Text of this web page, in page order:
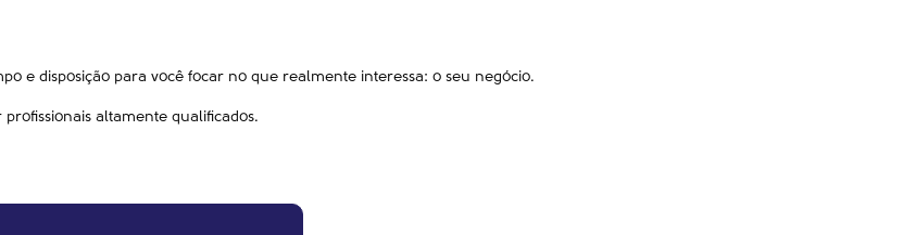
e disposição para você focar no que realmente interessa: o seu negócio.
altamente qualificados.